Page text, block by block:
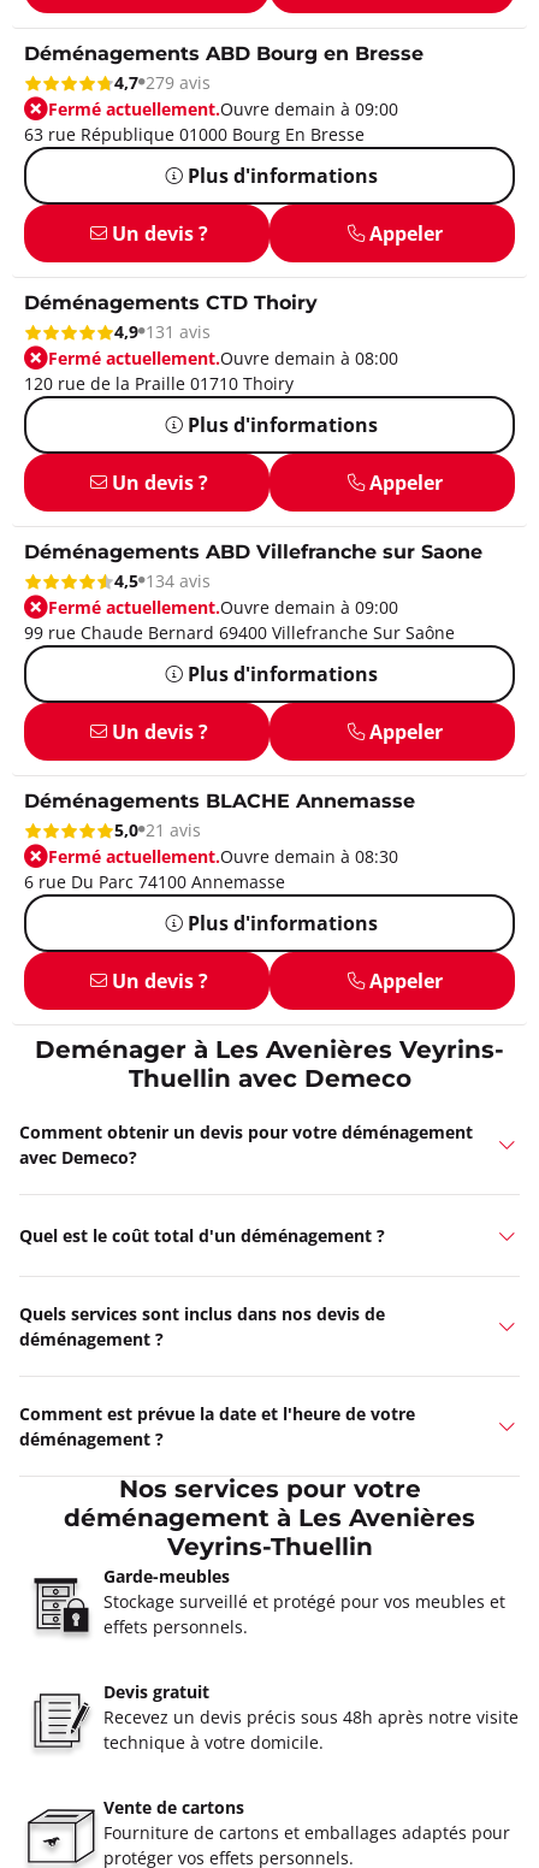
Déménagements ABD Bourg en Bresse
4,7 279 avis
Fermé actuellement.Ouvre demain à 09:00
63 rue République 01000 Bourg En Bresse
Plus d'informations
Un devis ? Appeler
Déménagements CTD Thoiry
4,9 131 avis
Fermé actuellement.Ouvre demain à 08:00
120 rue de la Praille 01710 Thoiry
Plus d'informations
Un devis ? Appeler
Déménagements ABD Villefranche sur Saone
4,5 134 avis
Fermé actuellement.Ouvre demain à 09:00
99 rue Chaude Bernard 69400 Villefranche Sur Saône
Plus d'informations
Un devis ? Appeler
Déménagements BLACHE Annemasse
5,0 21 avis
Fermé actuellement.Ouvre demain à 08:30
6 rue Du Parc 74100 Annemasse
Plus d'informations
Un devis ? Appeler
Deménager à Les Avenières Veyrins-
Thuellin avec Demeco
Comment obtenir un devis pour votre déménagement
avec Demeco?
Quel est le coût total d'un déménagement ?
Quels services sont inclus dans nos devis de
déménagement ?
Comment est prévue la date et l'heure de votre
déménagement ?
Nos services pour votre
déménagement à Les Avenières
Veyrins-Thuellin
Garde-meubles
Stockage surveillé et protégé pour vos meubles et
effets personnels.
Devis gratuit
Recevez un devis précis sous 48h après notre visite
technique à votre domicile.
Vente de cartons
Fourniture de cartons et emballages adaptés pour
protéger vos effets personnels.